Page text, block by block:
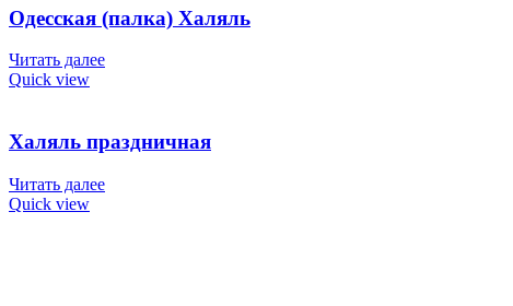
Одесская (палка) Халяль
Читать далее
Quick view
Халяль праздничная
Читать далее
Quick view